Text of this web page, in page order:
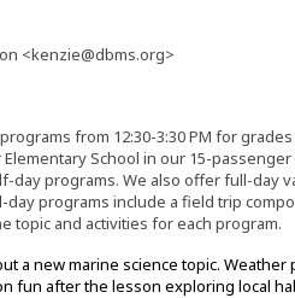
<kenzie@dbms.org>
from 12:30-3:30 PM for
School in our 15-
day programs. We also offer full-day
programs include a field trip
topic and activities for each program.
a new marine science topic.
fun after the lesson exploring local